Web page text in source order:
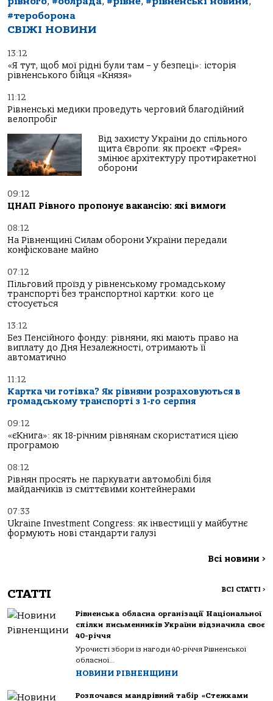
#тероборона
СВІЖІ НОВИНИ
13:12
«Я тут, щоб мої рідні були там – у безпеці»: історія
рівненського бійця «Князя»
11:12
Рівненські медики проведуть черговий благодійний
велопробіг
Від захисту України до спільного
щита Європи: як проєкт «Фрея»
змінює архітектуру протиракетної
оборони
09:12
ЦНАП Рівного пропонує вакансію: які вимоги
08:12
На Рівненщині Силам оборони України передали
конфісковане майно
07:12
Пільговий проїзд у рівненському громадському
транспорті без транспортної картки: кого це
стосується
13:12
Без Пенсійного фонду: рівняни, які мають право на
виплату до Дня Незалежності, отримають її
автоматично
11:12
Картка чи готівка? Як рівняни розраховуються в
громадському транспорті з 1-го серпня
09:12
«єКнига»: як 18-річним рівнянам скористатися цією
програмою
08:12
Рівнян просять не паркувати автомобілі біля
майданчиків із сміттєвими контейнерами
07:33
Ukraine Investment Congress: як інвестиції у майбутнє
формують нові стандарти галузі
Всі новини >
СТАТТІ ВСІ СТАТТІ >
Рівненська обласна організації Національної
спілки письменників України відзначила своє
40-річчя
Урочисті збори із нагоди 40-річчя Рівненської
обласної...
НОВИНИ РІВНЕНЩИНИ
Розпочався мандрівний табір «Стежками